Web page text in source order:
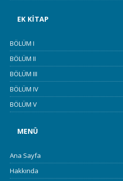
EK KITAP
BÖLÜM I
BÖLÜM II
BÖLÜM III
BÖLÜM IV
BÖLÜM V
MENÜ
Ana Sayfa
Hakkında